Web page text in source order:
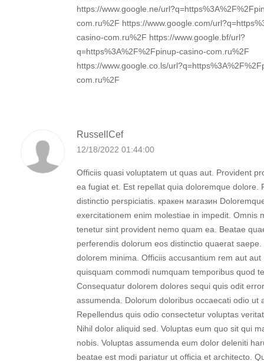
https://www.google.ne/
com.ru%2F https://www.google.com/
casino-com.ru%2F https://www.google.bf/url?
q=https%3A%2F%2Fpinup-casino-com.ru%2F
https://www.google.co.ls/
com.ru%2F
RussellCef
12/18/2022 01:44:00
Officiis quasi voluptatem ut quas aut. Provident
ea fugiat et. Est repellat quia doloremque dolore.
distinctio perspiciatis. кракен магазин
exercitationem enim molestiae in impedit. Omnis
tenetur sint provident nemo quam ea. Beatae
perferendis dolorum eos distinctio quaerat saepe.
dolorem minima. Officiis accusantium rem aut aut
quisquam commodi numquam temporibus quod
Consequatur dolorem dolores sequi quis odit
assumenda. Dolorum doloribus occaecati odio ut
Repellendus quis odio consectetur voluptas
Nihil dolor aliquid sed. Voluptas eum quo sit qui
nobis. Voluptas assumenda eum dolor deleniti
beatae est modi pariatur ut officia et architecto.